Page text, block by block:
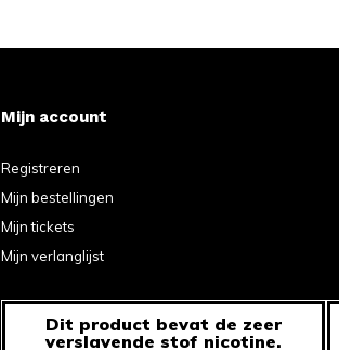
Mijn account
Registreren
Mijn bestellingen
Mijn tickets
Mijn verlanglijst
Dit product bevat de zeer
verslavende stof nicotine.